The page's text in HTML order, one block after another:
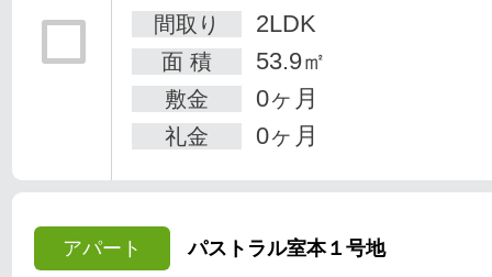
間取り
2LDK
面 積 53.9㎡
敷金 0ヶ月
礼金 0ヶ月
アパート パストラル室本１号地